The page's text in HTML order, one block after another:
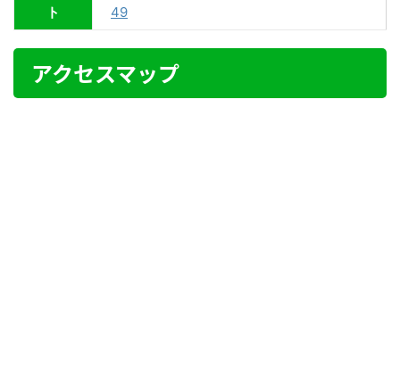
ト
49
アクセスマップ